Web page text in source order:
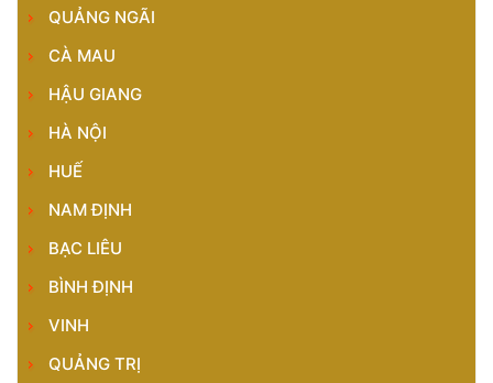
QUẢNG NGÃI
CÀ MAU
HẬU GIANG
HÀ NỘI
HUẾ
NAM ĐỊNH
BẠC LIÊU
BÌNH ĐỊNH
VINH
QUẢNG TRỊ